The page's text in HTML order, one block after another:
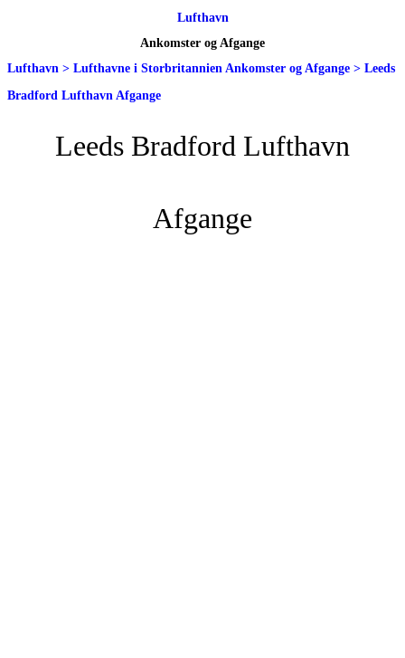
Lufthavn
Ankomster og Afgange
Lufthavn > Lufthavne i Storbritannien Ankomster og Afgange > Leeds
Bradford Lufthavn Afgange
Leeds Bradford Lufthavn
Afgange